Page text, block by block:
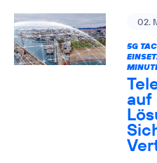
02.
5G
auf